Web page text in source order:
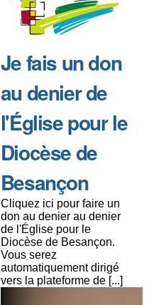
Je fais un don
au denier de
l'Église pour le
Diocèse de
Besançon
Cliquez ici pour faire un
don au denier au denier
de l'Église pour le
Diocèse de Besançon.
Vous serez
automatiquement dirigé
vers la plateforme de [...]